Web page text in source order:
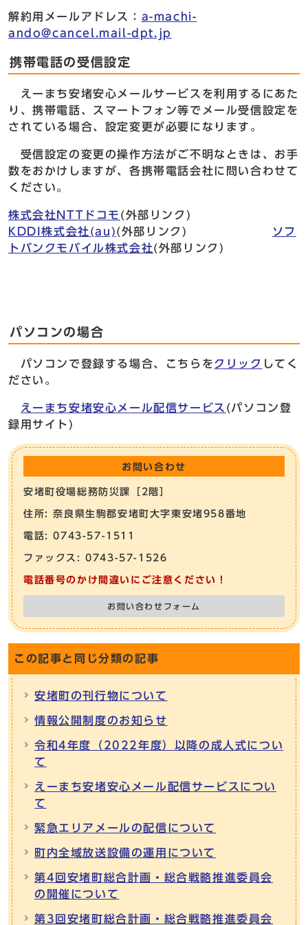
解約用メールアドレス： a-machi-
ando@cancel.mail-dpt.jp
携帯電話の受信設定
えーまち安堵安心メールサービスを利用するにあた
り、携帯電話、スマートフォン等でメール受信設定を
されている場合、設定変更が必要になります。
受信設定の変更の操作方法がご不明なときは、お手
数をおかけしますが、各携帯電話会社に問い合わせて
ください。
株式会社NTTドコモ (外部リンク)
KDDI株式会社(au)(外部リンク) ソフ
トバンクモバイル株式会社(外部リンク)
パソコンの場合
パソコンで登録する場合、こちらをクリック してく
ださい。
えーまち安堵安心メール配信サービス (パソコン登
録用サイト)
お問い合わせ
安堵町役場総務防災課［2階］
住所: 奈良県生駒郡安堵町大字東安堵958番地
電話: 0743-57-1511
ファックス: 0743-57-1526
電話番号のかけ間違いにご注意ください！
お問い合わせフォーム
この記事と同じ分類の記事
安堵町の刊行物について
情報公開制度のお知らせ
令和4年度（2022年度）以降の成人式につい
て
えーまち安堵安心メール配信サービスについ
て
緊急エリアメールの配信について
町内全域放送設備の運用について
第4回安堵町総合計画・総合戦略推進委員会
の開催について
第3回安堵町総合計画・総合戦略推進委員会